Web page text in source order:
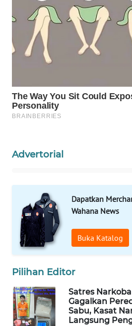
Advertorial
Dapatkan
Wahana News
Buka Katalog
Pilihan Editor
Satres
Gagalkan
Sabu, Kasat
Langsung
MKLI
LPKKI
KOPEKLIN
FORWAMKI
ALPERKLINAS
FORJASIDA
TAMBANG
NEWS
SITUNGIR
NEWS
SIDIKALANG
NEWS